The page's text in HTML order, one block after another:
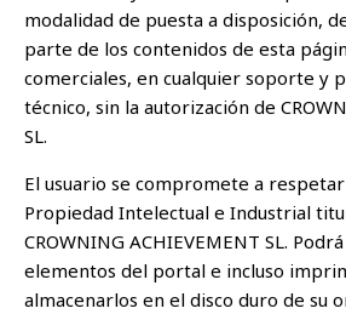
modalidad de puesta a disposición,
parte de los contenidos de esta
comerciales, en cualquier soporte y
técnico, sin la autorización de
SL.
El usuario se compromete a
Propiedad Intelectual e Industrial
CROWNING ACHIEVEMENT SL.
elementos del portal e incluso
almacenarlos en el disco duro de su